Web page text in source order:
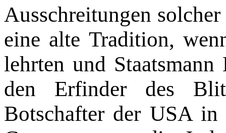
Ausschreitungen
eine alte Tradition,
lehrten und
den Er­finder des
Botschafter der USA